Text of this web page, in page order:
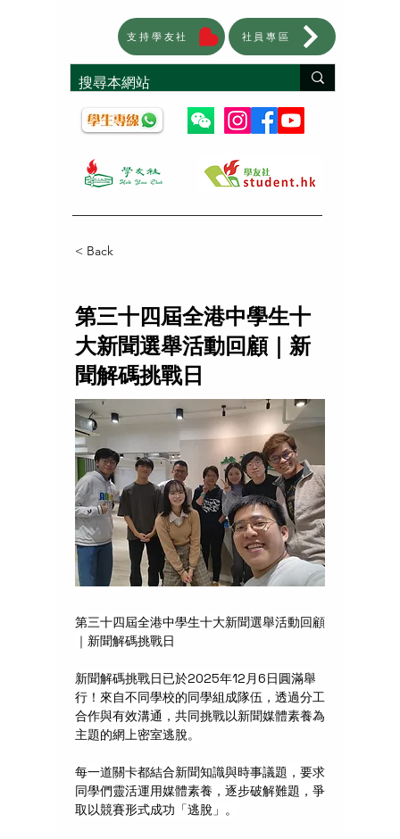
支持學友社 社員專區
< Back
第三十四屆全港中學生十
大新聞選舉活動回顧｜新
聞解碼挑戰日
第三十四屆全港中學生十大新聞選舉活動回顧
｜新聞解碼挑戰日
新聞解碼挑戰日已於2025年12月6日圓滿舉
行！來自不同學校的同學組成隊伍，透過分工
合作與有效溝通，共同挑戰以新聞媒體素養為
主題的網上密室逃脫。
每一道關卡都結合新聞知識與時事議題，要求
同學們靈活運用媒體素養，逐步破解難題，爭
取以競賽形式成功「逃脫」。